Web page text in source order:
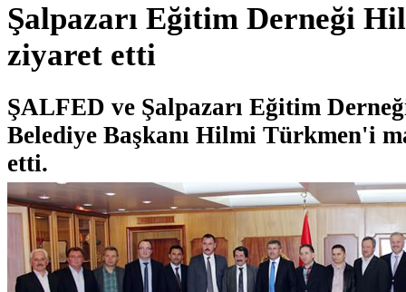
Şalpazarı Eğitim Derneği
ziyaret etti
ŞALFED ve Şalpazarı Eğitim
Belediye Başkanı Hilmi Türkmen'i
etti.